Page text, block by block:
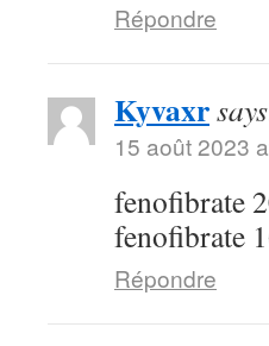
Répondre
Kyvaxr
15 août 2023
fenofibrate
fenofibrate
Répondre